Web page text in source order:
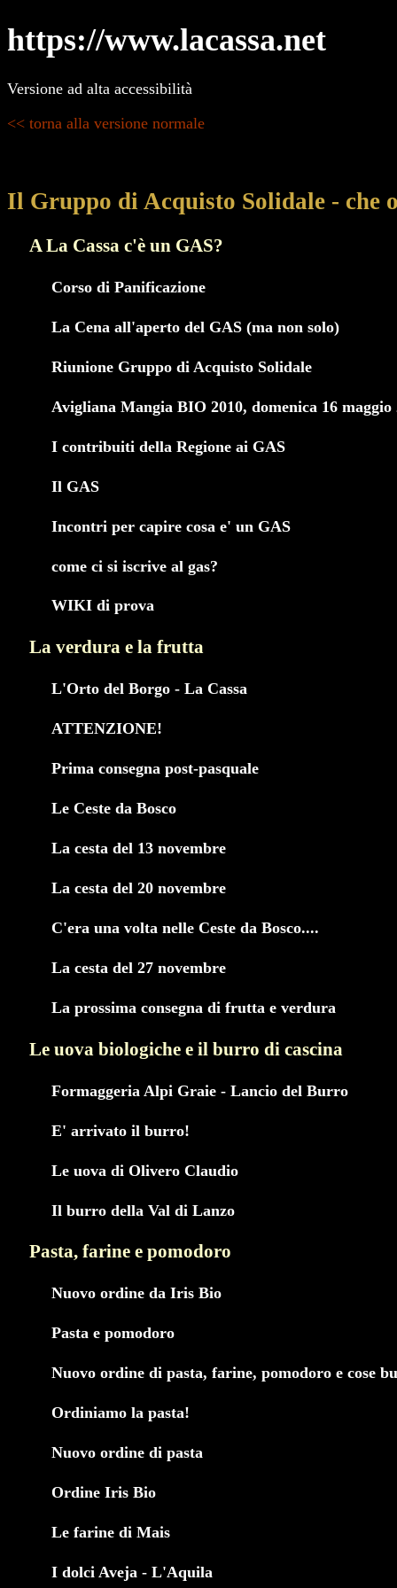
https://www.lacassa.net
Versione ad alta accessibilità
<< torna alla versione normale
Il Gruppo di Acquisto Solidale - che
A La Cassa c'è un GAS?
Corso di Panificazione
La Cena all'aperto del GAS (ma non solo)
Riunione Gruppo di Acquisto Solidale
Avigliana Mangia BIO 2010, domenica 16 maggio
I contribuiti della Regione ai GAS
Il GAS
Incontri per capire cosa e' un GAS
come ci si iscrive al gas?
WIKI di prova
La verdura e la frutta
L'Orto del Borgo - La Cassa
ATTENZIONE!
Prima consegna post-pasquale
Le Ceste da Bosco
La cesta del 13 novembre
La cesta del 20 novembre
C'era una volta nelle Ceste da Bosco....
La cesta del 27 novembre
La prossima consegna di frutta e verdura
Le uova biologiche e il burro di cascina
Formaggeria Alpi Graie - Lancio del Burro
E' arrivato il burro!
Le uova di Olivero Claudio
Il burro della Val di Lanzo
Pasta, farine e pomodoro
Nuovo ordine da Iris Bio
Pasta e pomodoro
Nuovo ordine di pasta, farine, pomodoro e cose
Ordiniamo la pasta!
Nuovo ordine di pasta
Ordine Iris Bio
Le farine di Mais
I dolci Aveja - L'Aquila